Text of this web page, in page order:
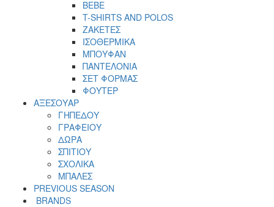
BEBE
T-SHIRTS AND POLOS
ΖΑΚΕΤΕΣ
ΙΣΟΘΕΡΜΙΚΑ
ΜΠΟΥΦΑΝ
ΠΑΝΤΕΛΟΝΙΑ
ΣΕΤ ΦΟΡΜΑΣ
ΦΟΥΤΕΡ
ΑΞΕΣΟΥΑΡ
ΓΗΠΕΔΟΥ
ΓΡΑΦΕΙΟΥ
ΔΩΡΑ
ΣΠΙΤΙΟΥ
ΣΧΟΛΙΚΑ
ΜΠΑΛΕΣ
PREVIOUS SEASON
BRANDS